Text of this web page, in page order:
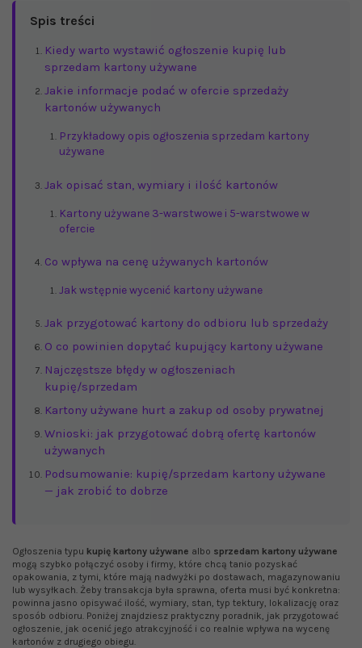
Spis treści
Kiedy warto wystawić ogłoszenie kupię lub
sprzedam kartony używane
Jakie informacje podać w ofercie sprzedaży
kartonów używanych
Przykładowy opis ogłoszenia sprzedam kartony
używane
Jak opisać stan, wymiary i ilość kartonów
Kartony używane 3-warstwowe i 5-warstwowe w
ofercie
Co wpływa na cenę używanych kartonów
Jak wstępnie wycenić kartony używane
Jak przygotować kartony do odbioru lub sprzedaży
O co powinien dopytać kupujący kartony używane
Najczęstsze błędy w ogłoszeniach
kupię/sprzedam
Kartony używane hurt a zakup od osoby prywatnej
Wnioski: jak przygotować dobrą ofertę kartonów
używanych
Podsumowanie: kupię/sprzedam kartony używane
— jak zrobić to dobrze
Ogłoszenia typu kupię kartony używane albo sprzedam kartony używane
mogą szybko połączyć osoby i firmy, które chcą tanio pozyskać
opakowania, z tymi, które mają nadwyżki po dostawach, magazynowaniu
lub wysyłkach. Żeby transakcja była sprawna, oferta musi być konkretna:
powinna jasno opisywać ilość, wymiary, stan, typ tektury, lokalizację oraz
sposób odbioru. Poniżej znajdziesz praktyczny poradnik, jak przygotować
ogłoszenie, jak ocenić jego atrakcyjność i co realnie wpływa na wycenę
kartonów z drugiego obiegu.